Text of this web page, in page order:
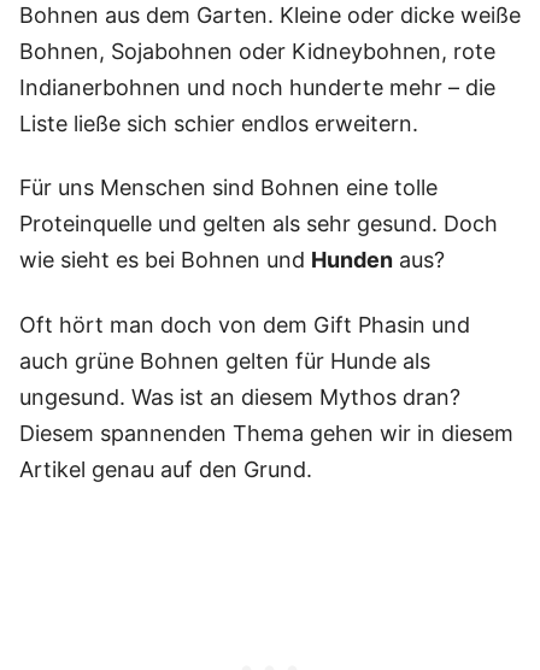
Bohnen aus dem Garten. Kleine oder dicke weiße
Bohnen, Sojabohnen oder Kidneybohnen, rote
Indianerbohnen und noch hunderte mehr – die
Liste ließe sich schier endlos erweitern.
Für uns Menschen sind Bohnen eine tolle
Proteinquelle und gelten als sehr gesund. Doch
wie sieht es bei Bohnen und Hunden aus?
Oft hört man doch von dem Gift Phasin und
auch grüne Bohnen gelten für Hunde als
ungesund. Was ist an diesem Mythos dran?
Diesem spannenden Thema gehen wir in diesem
Artikel genau auf den Grund.